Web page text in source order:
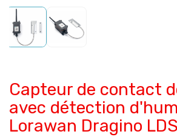
Capteur de contact
avec détection
Lorawan Dragino